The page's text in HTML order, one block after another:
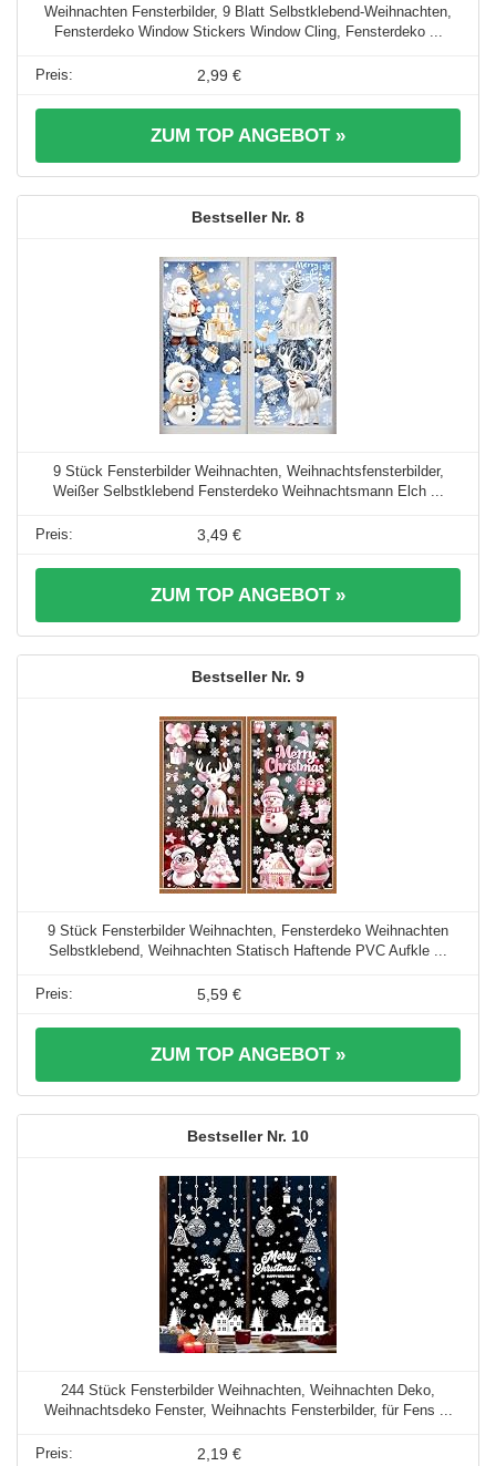
Weihnachten Fensterbilder, 9 Blatt Selbstklebend-Weihnachten,
Fensterdeko Window Stickers Window Cling, Fensterdeko ...
2,99 €
ZUM TOP ANGEBOT »
8
9 Stück Fensterbilder Weihnachten, Weihnachtsfensterbilder,
Weißer Selbstklebend Fensterdeko Weihnachtsmann Elch ...
3,49 €
ZUM TOP ANGEBOT »
9
9 Stück Fensterbilder Weihnachten, Fensterdeko Weihnachten
Selbstklebend, Weihnachten Statisch Haftende PVC Aufkle ...
5,59 €
ZUM TOP ANGEBOT »
10
244 Stück Fensterbilder Weihnachten, Weihnachten Deko,
Weihnachtsdeko Fenster, Weihnachts Fensterbilder, für Fens ...
2,19 €